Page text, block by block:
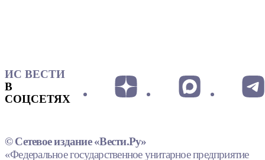
ИС ВЕСТИ
В
СОЦСЕТЯХ
© Сетевое издание «Вести.Ру»
«Федеральное государственное унитарное предприятие